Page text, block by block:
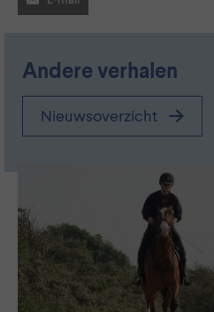
Andere verhalen
Nieuwsoverzicht